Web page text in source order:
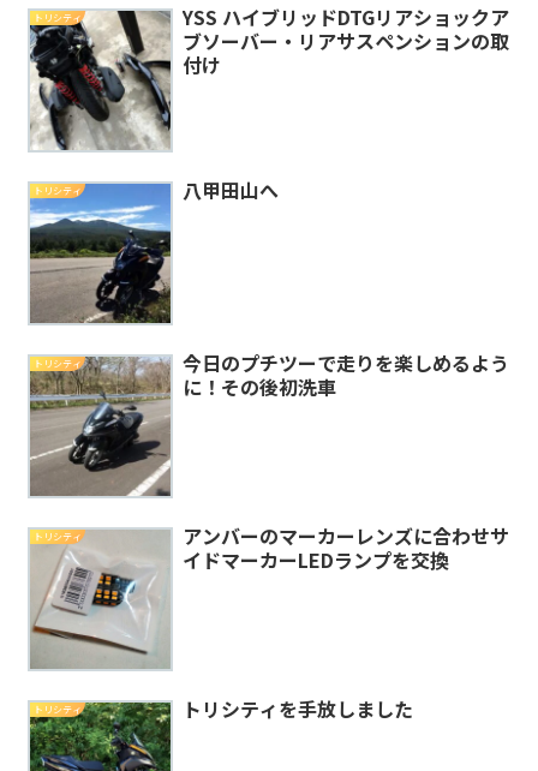
トリシティ
YSS ハイブリッドDTGリアショックア
ブソーバー・リアサスペンションの取
付け
トリシティ 八甲田山へ
トリシティ
今日のプチツーで走りを楽しめるよう
に！その後初洗車
トリシティ
アンバーのマーカーレンズに合わせサ
イドマーカーLEDランプを交換
トリシティ トリシティを手放しました